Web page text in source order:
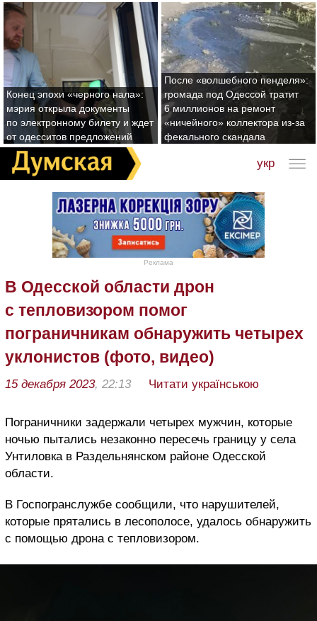
Конец эпохи «черного нала»:
мэрия открыла документы
по электронному билету и ждет
от одесситов предложений
После «волшебного пенделя»:
громада под Одессой тратит
6 миллионов на ремонт
«ничейного» коллектора из-за
фекального скандала
укр
Реклама
В Одесской области дрон
с тепловизором помог
пограничникам обнаружить четырех
уклонистов (фото, видео)
15 декабря 2023, 22:13 Читати українською
Пограничники задержали четырех мужчин, которые
ночью пытались незаконно пересечь границу у села
Унтиловка в Раздельнянском районе Одесской
области.
В Госпогранслужбе сообщили, что нарушителей,
которые прятались в лесополосе, удалось обнаружить
с помощью дрона с тепловизором.